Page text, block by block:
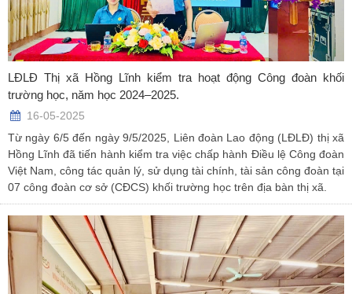
LĐLĐ Thị xã Hồng Lĩnh kiểm tra hoạt động Công đoàn khối
trường học, năm học 2024–2025.
16-05-2025
Từ ngày 6/5 đến ngày 9/5/2025, Liên đoàn Lao động (LĐLĐ) thị xã
Hồng Lĩnh đã tiến hành kiểm tra việc chấp hành Điều lệ Công đoàn
Việt Nam, công tác quản lý, sử dụng tài chính, tài sản công đoàn tại
07 công đoàn cơ sở (CĐCS) khối trường học trên địa bàn thị xã.